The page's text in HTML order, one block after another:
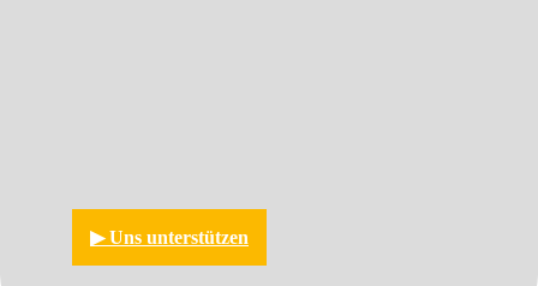
▶︎ Uns unterstützen